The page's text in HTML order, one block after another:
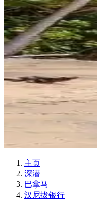
主页
深潜
巴拿马
汉尼拔银行